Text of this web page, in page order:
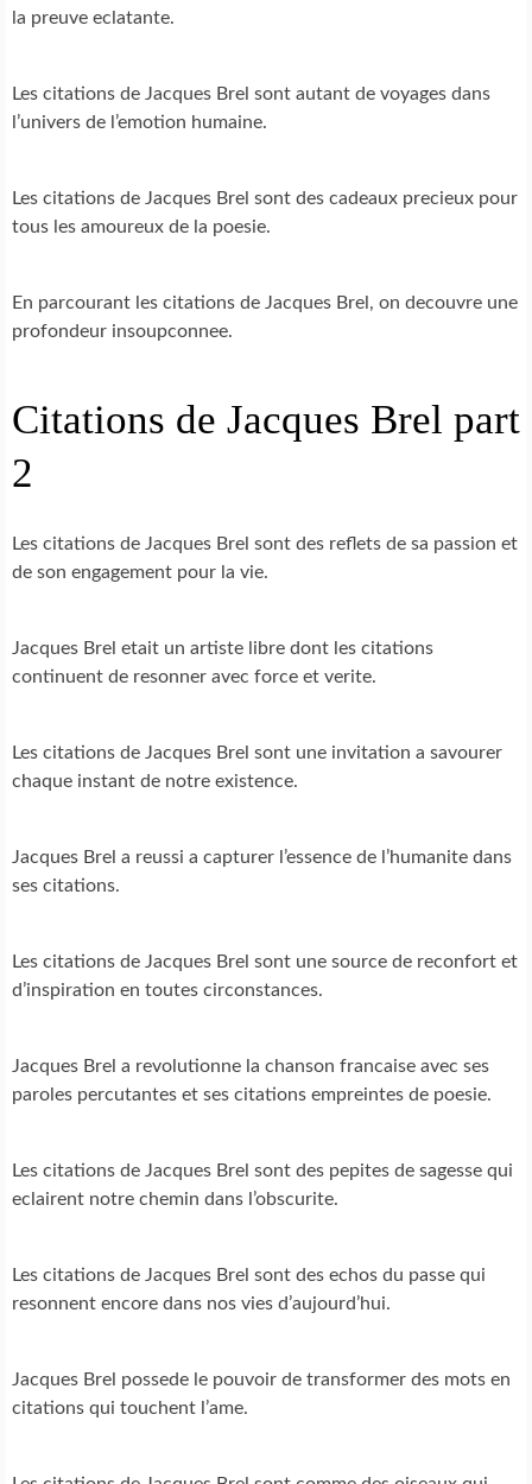
la preuve eclatante.
Les citations de Jacques Brel sont autant de voyages dans
l’univers de l’emotion humaine.
Les citations de Jacques Brel sont des cadeaux precieux pour
tous les amoureux de la poesie.
En parcourant les citations de Jacques Brel, on decouvre une
profondeur insoupconnee.
Citations de Jacques Brel part
2
Les citations de Jacques Brel sont des reflets de sa passion et
de son engagement pour la vie.
Jacques Brel etait un artiste libre dont les citations
continuent de resonner avec force et verite.
Les citations de Jacques Brel sont une invitation a savourer
chaque instant de notre existence.
Jacques Brel a reussi a capturer l’essence de l’humanite dans
ses citations.
Les citations de Jacques Brel sont une source de reconfort et
d’inspiration en toutes circonstances.
Jacques Brel a revolutionne la chanson francaise avec ses
paroles percutantes et ses citations empreintes de poesie.
Les citations de Jacques Brel sont des pepites de sagesse qui
eclairent notre chemin dans l’obscurite.
Les citations de Jacques Brel sont des echos du passe qui
resonnent encore dans nos vies d’aujourd’hui.
Jacques Brel possede le pouvoir de transformer des mots en
citations qui touchent l’ame.